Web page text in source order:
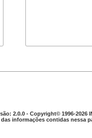
2.0.0 - Copyright© 1996-2026
informações contidas nessa